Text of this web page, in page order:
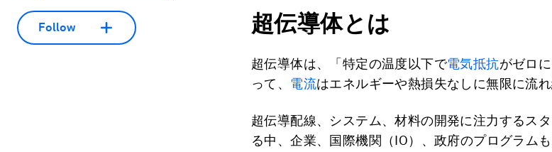
Follow 超伝導体とは
超伝導体は、「特定の温度以下で電気抵抗がゼロ
って、 電流はエネルギーや熱損失なしに無限に流
超伝導配線、システム、材料の開発に注力するス
る中、企業、国際機関（IO）、政府のプログラム